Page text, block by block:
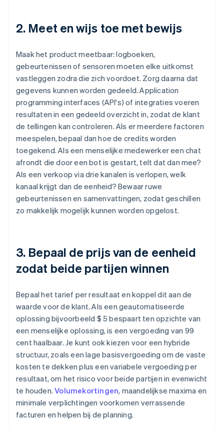
2. Meet en wijs toe met bewijs
Maak het product meetbaar: logboeken,
gebeurtenissen of sensoren moeten elke uitkomst
vastleggen zodra die zich voordoet. Zorg daarna dat
gegevens kunnen worden gedeeld. Application
programming interfaces (API's) of integraties voeren
resultaten in een gedeeld overzicht in, zodat de klant
de tellingen kan controleren. Als er meerdere factoren
meespelen, bepaal dan hoe de credits worden
toegekend. Als een menselijke medewerker een chat
afrondt die door een bot is gestart, telt dat dan mee?
Als een verkoop via drie kanalen is verlopen, welk
kanaal krijgt dan de eenheid? Bewaar ruwe
gebeurtenissen en samenvattingen, zodat geschillen
zo makkelijk mogelijk kunnen worden opgelost.
3. Bepaal de prijs van de eenheid
zodat beide partijen winnen
Bepaal het tarief per resultaat en koppel dit aan de
waarde voor de klant. Als een geautomatiseerde
oplossing bijvoorbeeld $ 5 bespaart ten opzichte van
een menselijke oplossing, is een vergoeding van 99
cent haalbaar. Je kunt ook kiezen voor een hybride
structuur, zoals een lage basisvergoeding om de vaste
kosten te dekken plus een variabele vergoeding per
resultaat, om het risico voor beide partijen in evenwicht
te houden.Volumekortingen, maandelijkse maxima en
minimale verplichtingen voorkomen verrassende
facturen en helpen bij de planning.